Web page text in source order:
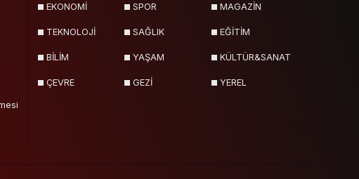
EKONOMİ SPOR MAGAZİN
TEKNOLOJİ SAĞLIK EĞİTİM
BİLİM YAŞAM KÜLTÜR&SANAT
ÇEVRE GEZİ YEREL